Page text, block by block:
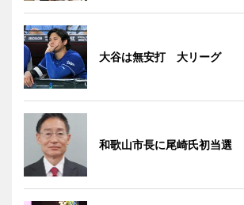
大谷は無安打 大リーグ
和歌山市長に尾崎氏初当選